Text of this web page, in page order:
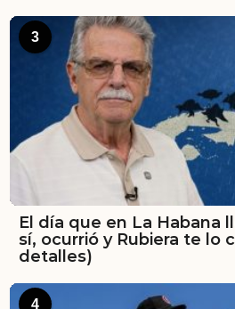
3
El día que en La Habana
sí, ocurrió y Rubiera te lo
detalles)
4